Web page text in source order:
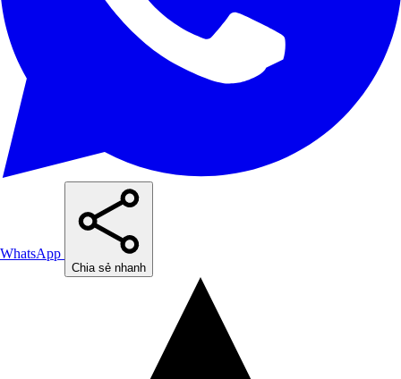
WhatsApp
Chia sẻ nhanh